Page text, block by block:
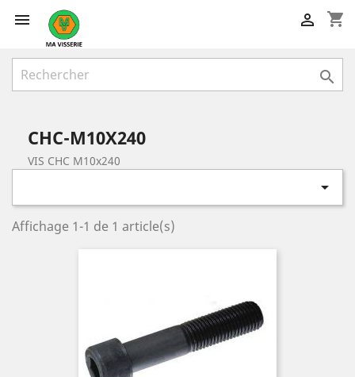
 shopping_cart


CHC-M10X240
VIS CHC M10x240

Affichage 1-1 de 1 article(s)